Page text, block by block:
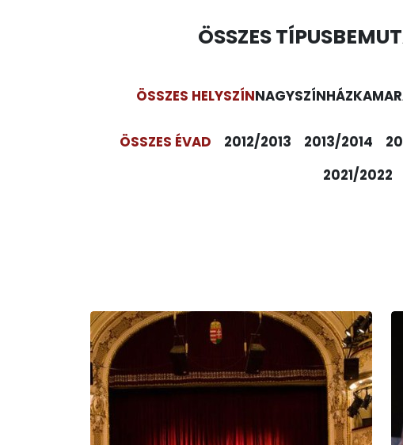
ÖSSZES TÍPUS
ÖSSZES HELYSZÍNNAGYSZÍNHÁZ
ÖSSZES ÉVAD 2012/2013 2013/2014
2021/2022